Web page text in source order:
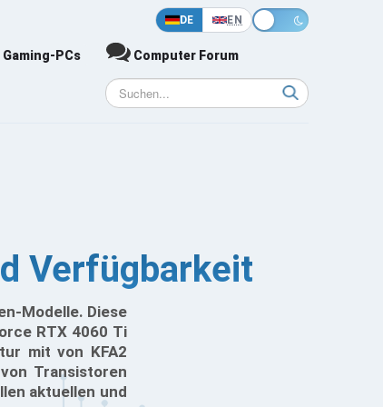
DE EN
Gaming-PCs Computer Forum
Verfügbarkeit
Modelle. Diese
RTX 4060 Ti
mit von KFA2
Transistoren
aktuellen und